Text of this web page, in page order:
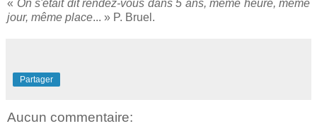
« On s'était dit rendez-vous dans 5 ans, même heure, même
jour, même place... » P. Bruel .
Partager
Aucun commentaire: